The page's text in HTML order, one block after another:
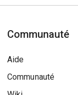
Communauté
Aide
Communauté